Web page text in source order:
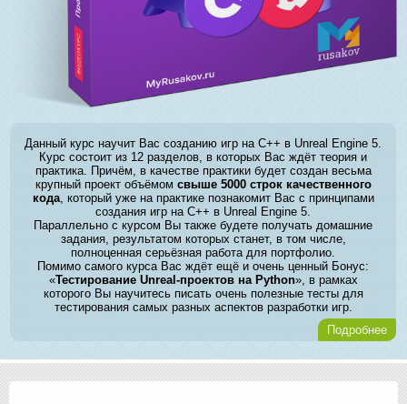
Данный курс научит Вас созданию игр на C++ в Unreal Engine 5.
Курс состоит из 12 разделов, в которых Вас ждёт теория и
практика. Причём, в качестве практики будет создан весьма
крупный проект объёмом свыше 5000 строк качественного
кода, который уже на практике познакомит Вас с принципами
создания игр на C++ в Unreal Engine 5.
Параллельно с курсом Вы также будете получать домашние
задания, результатом которых станет, в том числе,
полноценная серьёзная работа для портфолио.
Помимо самого курса Вас ждёт ещё и очень ценный Бонус:
«Тестирование Unreal-проектов на Python», в рамках
которого Вы научитесь писать очень полезные тесты для
тестирования самых разных аспектов разработки игр.
Подробнее